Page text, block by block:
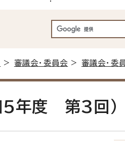
> 審議会・委員会 > 審議会・委
5年度 第3回）